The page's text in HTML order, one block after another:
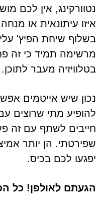
נטוורקינג, אין לכם
איזו עיתונאית או
בשלוף שיחת הפיץ'
מרשימה תמיד כי זה
בטלוויזיה מעבר
נכון שיש אייטמים
להופיע מתי שרוצים
חייבים לשתף עם זה
שפירטתי. הן יותר
יפגעו לכם בכיס.
הגעתם לאולפן! כל